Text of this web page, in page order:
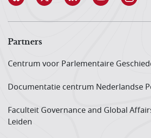
Partners
Centrum voor Parlementaire
Documentatie centrum Neder­landse
Faculteit Governance and Global
Leiden